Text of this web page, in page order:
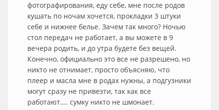
фотографирования, еду себе, мне после родов
кушать по ночам хочется, прокладки 3 штуки
себе и нижнее белье. Зачем так много? Ночью
стол передач не работает, а вы можете в 9
вечера родить, и до утра будете без вещей.
Конечно, официально это все не разрешено, но
никто не отнимает, просто объясняю, что
плеер и масла мне в родах нужны, а подгузники
могут сразу не привезти, так как все
работают.... сумку никто не шмонает.